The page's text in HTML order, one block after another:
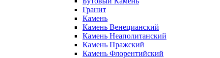
Гранит
Камень
Камень Венецианский
Камень Неаполитанский
Камень Пражский
Камень Флорентийский